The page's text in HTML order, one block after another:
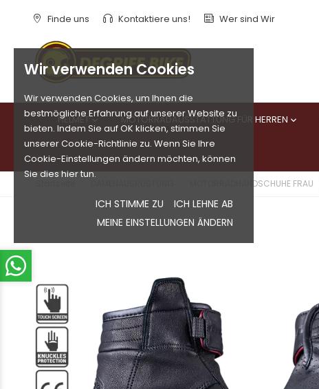
Wir verwenden Cookies
Wir verwenden Cookies, um Ihnen die
bestmögliche Erfahrung auf unserer Website zu
bieten. Indem Sie auf OK klicken, stimmen Sie
unserer Cookie-Richtlinie zu. Wenn Sie Ihre
Cookie-Einstellungen ändern möchten, können
Sie dies hier tun.
ICH STIMME ZU
ICH LEHNE AB
MEINE EINSTELLUNGEN ÄNDERN
Finde uns Kontaktiere uns! Wer sind Wir
HELMET MOTORRADAUSSTATTUNG FÜR HERREN 
MOTORRADHANDSCHUHE FRAU